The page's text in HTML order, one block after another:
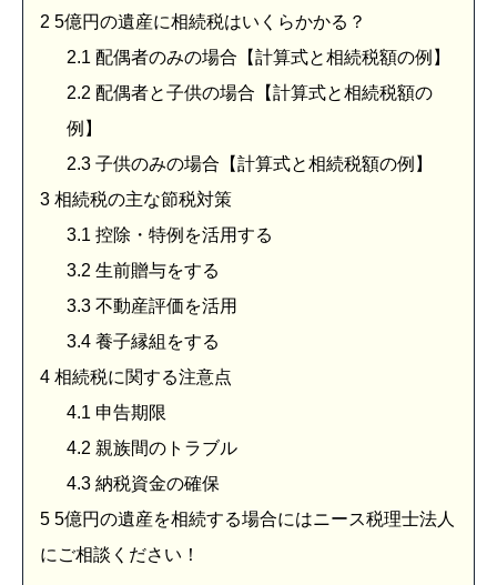
2 5億円の遺産に相続税はいくらかかる？
2.1 配偶者のみの場合【計算式と相続税額の例】
2.2 配偶者と子供の場合【計算式と相続税額の
例】
2.3 子供のみの場合【計算式と相続税額の例】
3 相続税の主な節税対策
3.1 控除・特例を活用する
3.2 生前贈与をする
3.3 不動産評価を活用
3.4 養子縁組をする
4 相続税に関する注意点
4.1 申告期限
4.2 親族間のトラブル
4.3 納税資金の確保
5 5億円の遺産を相続する場合にはニース税理士法人
にご相談ください！